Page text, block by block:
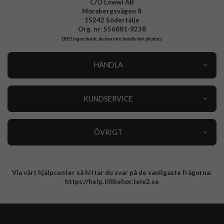
C/O Lowwi AB
Morabergsvägen 8
15242 Södertälje
Org. nr: 556881-9238
OBS!Ingen butik, du kan inte handla här på plats
HANDLA
KUNDSERVICE
ÖVRIGT
Integritetspolicy
Via vårt hjälpcenter så hittar du svar på de vanligaste frågorna:
https://help.tillbehor.tele2.se